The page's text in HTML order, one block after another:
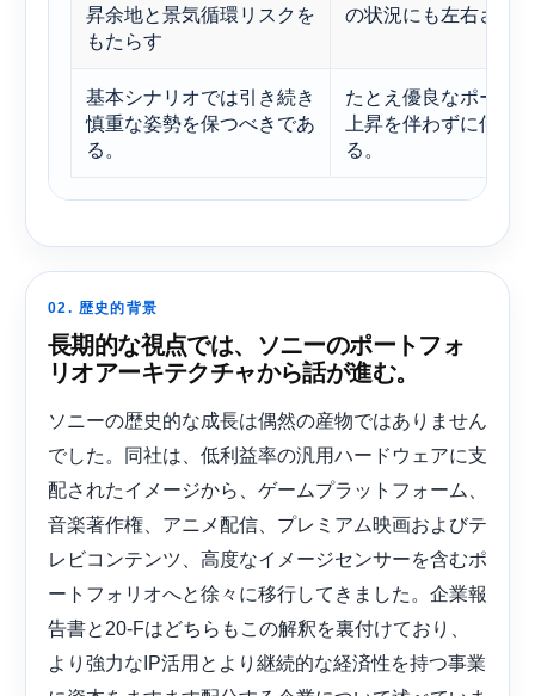
昇余地と景気循環リスクを
もたらす
の状況にも左右され
基本シナリオでは引き続き
慎重な姿勢を保つべきであ
る。
たとえ優良なポート
上昇を伴わずに何年
る。
02. 歴史的背景
長期的な視点では、ソニーのポートフォ
リオアーキテクチャから話が進む。
ソニーの歴史的な成長は偶然の産物ではありません
でした。同社は、低利益率の汎用ハードウェアに支
配されたイメージから、ゲームプラットフォーム、
音楽著作権、アニメ配信、プレミアム映画およびテ
レビコンテンツ、高度なイメージセンサーを含むポ
ートフォリオへと徐々に移行してきました。企業報
告書と20-Fはどちらもこの解釈を裏付けており、
より強力なIP活用とより継続的な経済性を持つ事業